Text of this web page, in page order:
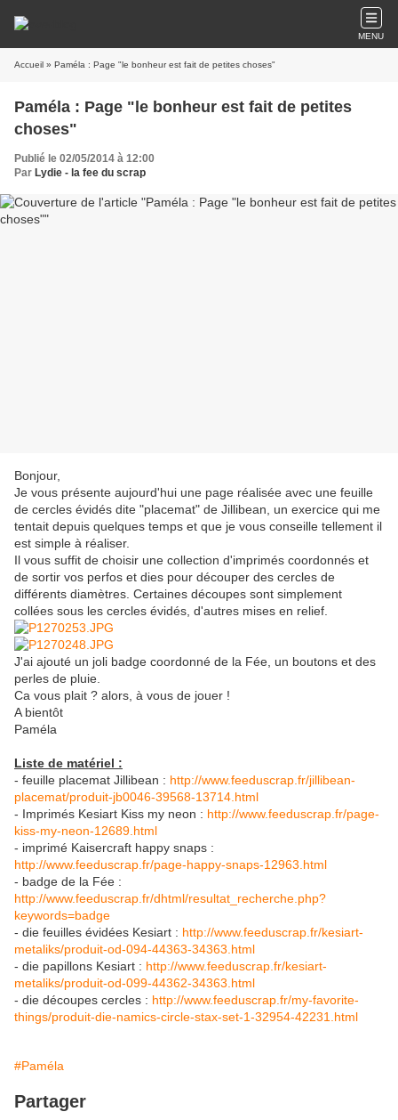
MENU
Accueil » Paméla : Page "le bonheur est fait de petites choses"
Paméla : Page "le bonheur est fait de petites
choses"
Publié le 02/05/2014 à 12:00
Par Lydie - la fee du scrap
Bonjour,
Je vous présente aujourd'hui une page réalisée avec une feuille
de cercles évidés dite "placemat" de Jillibean, un exercice qui me
tentait depuis quelques temps et que je vous conseille tellement il
est simple à réaliser.
Il vous suffit de choisir une collection d'imprimés coordonnés et
de sortir vos perfos et dies pour découper des cercles de
différents diamètres. Certaines découpes sont simplement
collées sous les cercles évidés, d'autres mises en relief.
J'ai ajouté un joli badge coordonné de la Fée, un boutons et des
perles de pluie.
Ca vous plait ? alors, à vous de jouer !
A bientôt
Paméla
Liste de matériel :
- feuille placemat Jillibean : http://www.feeduscrap.fr/jillibean-
placemat/produit-jb0046-39568-13714.html
- Imprimés Kesiart Kiss my neon : http://www.feeduscrap.fr/page-
kiss-my-neon-12689.html
- imprimé Kaisercraft happy snaps :
http://www.feeduscrap.fr/page-happy-snaps-12963.html
- badge de la Fée :
http://www.feeduscrap.fr/dhtml/resultat_recherche.php?
keywords=badge
- die feuilles évidées Kesiart : http://www.feeduscrap.fr/kesiart-
metaliks/produit-od-094-44363-34363.html
- die papillons Kesiart : http://www.feeduscrap.fr/kesiart-
metaliks/produit-od-099-44362-34363.html
- die découpes cercles : http://www.feeduscrap.fr/my-favorite-
things/produit-die-namics-circle-stax-set-1-32954-42231.html
#Paméla
Partager